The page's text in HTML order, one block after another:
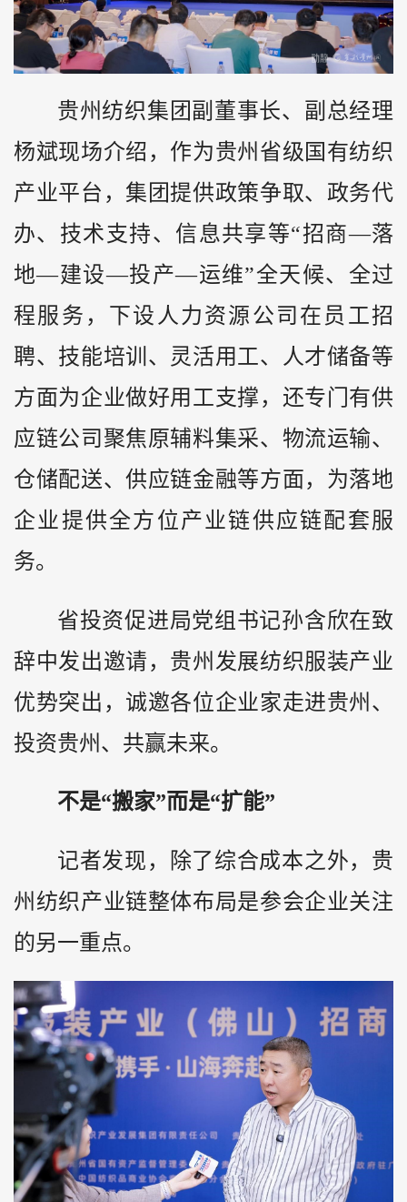
贵州纺织集团副董事长、副总经理
杨斌现场介绍，作为贵州省级国有纺织
产业平台，集团提供政策争取、政务代
办、技术支持、信息共享等“招商—落
地—建设—投产—运维”全天候、全过
程服务，下设人力资源公司在员工招
聘、技能培训、灵活用工、人才储备等
方面为企业做好用工支撑，还专门有供
应链公司聚焦原辅料集采、物流运输、
仓储配送、供应链金融等方面，为落地
企业提供全方位产业链供应链配套服
务。
省投资促进局党组书记孙含欣在致
辞中发出邀请，贵州发展纺织服装产业
优势突出，诚邀各位企业家走进贵州、
投资贵州、共赢未来。
不是“搬家”而是“扩能”
记者发现，除了综合成本之外，贵
州纺织产业链整体布局是参会企业关注
的另一重点。